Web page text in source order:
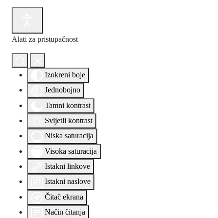
Alati za pristupačnost
Izokreni boje
Jednobojno
Tamni kontrast
Svijetli kontrast
Niska saturacija
Visoka saturacija
Istakni linkove
Istakni naslove
Čitač ekrana
Način čitanja